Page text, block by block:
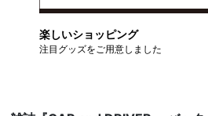
楽しいショッピング
注目グッズをご用意しました